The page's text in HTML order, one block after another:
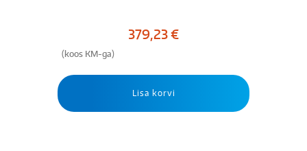
379,23€
(koos KM-ga)
Lisa korvi